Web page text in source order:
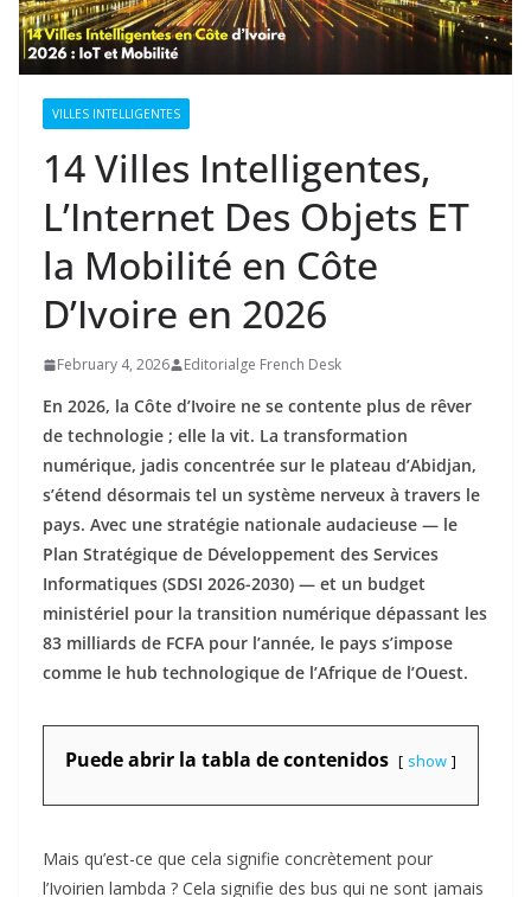
VILLES INTELLIGENTES
14 Villes Intelligentes,
L’Internet Des Objets ET
la Mobilité en Côte
D’Ivoire en 2026
February 4, 2026 Editorialge French Desk
En 2026, la Côte d’Ivoire ne se contente plus de rêver
de technologie ; elle la vit. La transformation
numérique, jadis concentrée sur le plateau d’Abidjan,
s’étend désormais tel un système nerveux à travers le
pays. Avec une stratégie nationale audacieuse — le
Plan Stratégique de Développement des Services
Informatiques (SDSI 2026-2030) — et un budget
ministériel pour la transition numérique dépassant les
83 milliards de FCFA pour l’année, le pays s’impose
comme le hub technologique de l’Afrique de l’Ouest.
Puede abrir la tabla de contenidos show
Mais qu’est-ce que cela signifie concrètement pour
l’Ivoirien lambda ? Cela signifie des bus qui ne sont jamais